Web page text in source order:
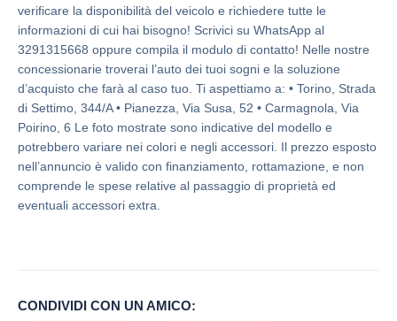
verificare la disponibilità del veicolo e richiedere tutte le
informazioni di cui hai bisogno! Scrivici su WhatsApp al
3291315668 oppure compila il modulo di contatto! Nelle nostre
concessionarie troverai l’auto dei tuoi sogni e la soluzione
d’acquisto che farà al caso tuo. Ti aspettiamo a: • Torino, Strada
di Settimo, 344/A • Pianezza, Via Susa, 52 • Carmagnola, Via
Poirino, 6 Le foto mostrate sono indicative del modello e
potrebbero variare nei colori e negli accessori. Il prezzo esposto
nell’annuncio è valido con finanziamento, rottamazione, e non
comprende le spese relative al passaggio di proprietà ed
eventuali accessori extra.
CONDIVIDI CON UN AMICO: